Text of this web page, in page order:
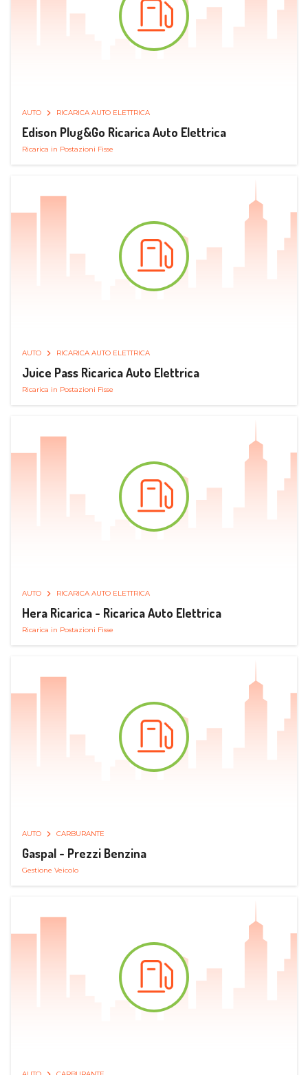
AUTO RICARICA AUTO ELETTRICA
Edison Plug&Go Ricarica Auto Elettrica
Ricarica in Postazioni Fisse
AUTO RICARICA AUTO ELETTRICA
Juice Pass Ricarica Auto Elettrica
Ricarica in Postazioni Fisse
AUTO RICARICA AUTO ELETTRICA
Hera Ricarica - Ricarica Auto Elettrica
Ricarica in Postazioni Fisse
AUTO CARBURANTE
Gaspal - Prezzi Benzina
Gestione Veicolo